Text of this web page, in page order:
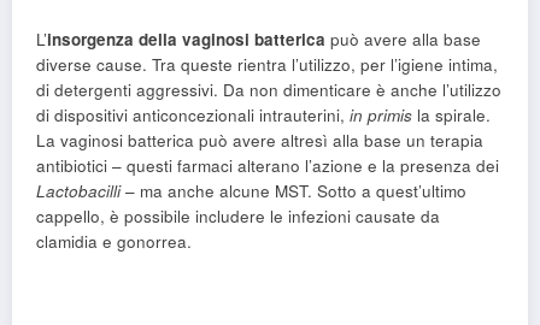
L’insorgenza della vaginosi batterica può avere alla base
diverse cause. Tra queste rientra l’utilizzo, per l’igiene intima,
di detergenti aggressivi. Da non dimenticare è anche l’utilizzo
di dispositivi anticoncezionali intrauterini, in primis la spirale.
La vaginosi batterica può avere altresì alla base un terapia
antibiotici – questi farmaci alterano l’azione e la presenza dei
Lactobacilli– ma anche alcune MST. Sotto a quest’ultimo
cappello, è possibile includere le infezioni causate da
clamidia e gonorrea.